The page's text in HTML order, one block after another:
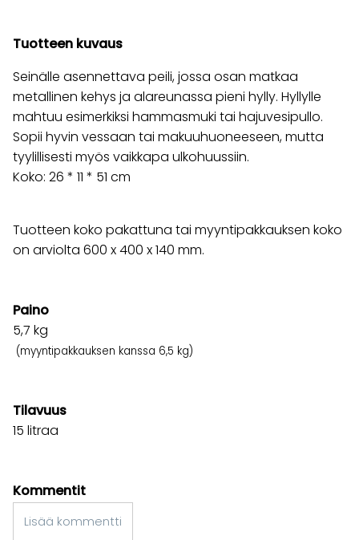
Tuotteen kuvaus
Seinälle asennettava peili, jossa osan matkaa
metallinen kehys ja alareunassa pieni hylly. Hyllylle
mahtuu esimerkiksi hammasmuki tai hajuvesipullo.
Sopii hyvin vessaan tai makuuhuoneeseen, mutta
tyylillisesti myös vaikkapa ulkohuussiin.
Koko: 26 * 11 * 51 cm
Tuotteen koko pakattuna tai myyntipakkauksen koko
on arviolta 600 x 400 x 140 mm.
Paino
5,7 kg
(myyntipakkauksen kanssa 6,5 kg)
Tilavuus
15 litraa
Kommentit
Lisää kommentti